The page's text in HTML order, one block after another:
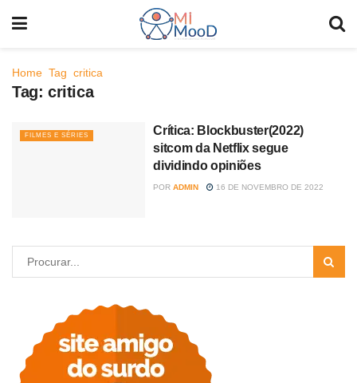
Home Tag critica
Tag: critica
FILMES E SÉRIES
Crítica: Blockbuster(2022)
sitcom da Netflix segue
dividindo opiniões
POR ADMIN 16 DE NOVEMBRO DE 2022